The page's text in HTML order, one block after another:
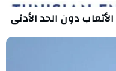
دون الحد الأدنى